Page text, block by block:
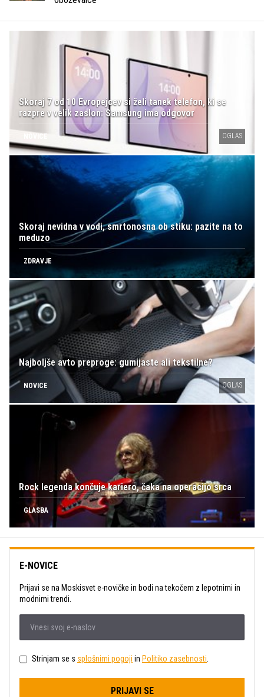
Skoraj 7 od 10 Evropejcev si želi tanek telefon, ki se
razpre v velik zaslon: Samsung ima odgovor
OGLAS
Skoraj nevidna v vodi, smrtonosna ob stiku: pazite na to
meduzo
ZDRAVJE
Najboljše avto preproge: gumijaste ali tekstilne?
NOVICE OGLAS
Rock legenda končuje kariero, čaka na operacijo srca
GLASBA
E-NOVICE
Prijavi se na Moskisvet e-novičke in bodi na tekočem z lepotnimi in
modnimi trendi.
Strinjam se s splošnimi pogoji in Politiko zasebnosti.
PRIJAVI SE